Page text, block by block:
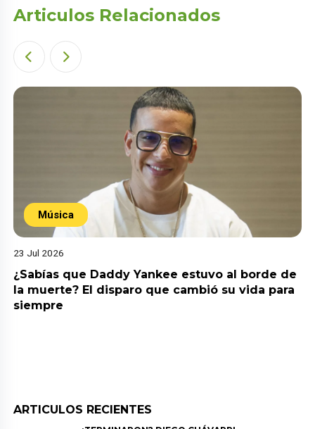
Articulos Relacionados
Música
23 Jul 2026
¿Sabías que Daddy Yankee estuvo al borde de
la muerte? El disparo que cambió su vida para
siempre
ARTICULOS RECIENTES